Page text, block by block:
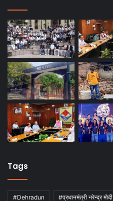
Tags
#Dehradun #प्रधानमंत्री नरेन्द्र मोदी